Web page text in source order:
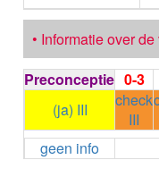
Stollingsfactor IX;
ALCOHOL
ETHANOL
ALECTINIB
ALEMTUZUMAB
ALENDRONAAT
ALENDRONAAT/VIT
• Informatie over
Preconceptie 0-3
(ja) III
check
III
geen info